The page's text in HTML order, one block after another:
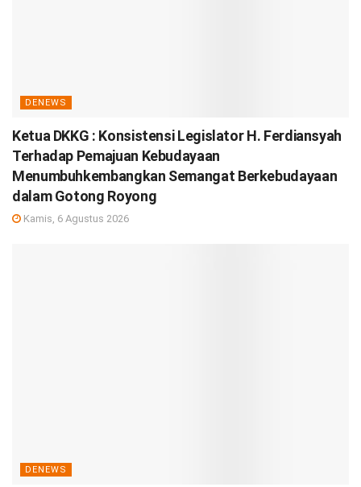
DENEWS
Ketua DKKG : Konsistensi Legislator H. Ferdiansyah
Terhadap Pemajuan Kebudayaan
Menumbuhkembangkan Semangat Berkebudayaan
dalam Gotong Royong
Kamis, 6 Agustus 2026
DENEWS